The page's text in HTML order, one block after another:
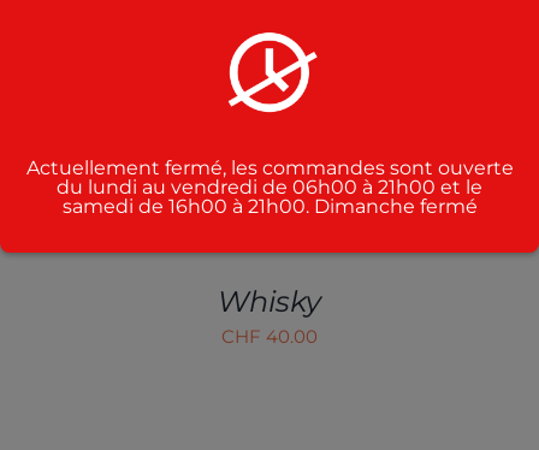
Whisky
CHF 40.00
Actuellement fermé, les commandes sont ouverte
du lundi au vendredi de 06h00 à 21h00 et le
samedi de 16h00 à 21h00. Dimanche fermé